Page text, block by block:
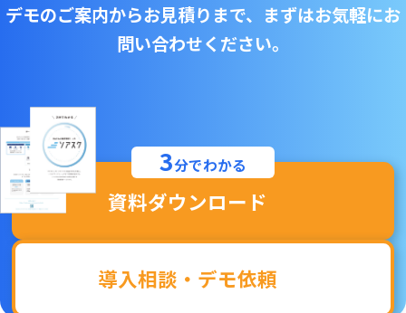
デモのご案内からお見積りまで、まずはお気軽にお
問い合わせください。
3分でわかる
資料ダウンロード
導入相談・デモ依頼